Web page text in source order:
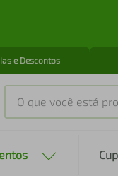
e Descontos
O que você está